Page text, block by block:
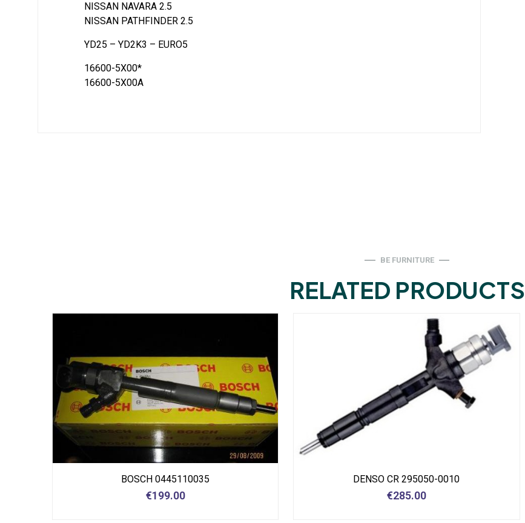
NISSAN NAVARA 2.5
NISSAN PATHFINDER 2.5
YD25 – YD2K3 – EURO5
16600-5X00*
16600-5X00A
BE FURNITURE
RELATED PRODUCTS
BOSCH 0445110035
€199.00
DENSO CR 295050-0010
€285.00